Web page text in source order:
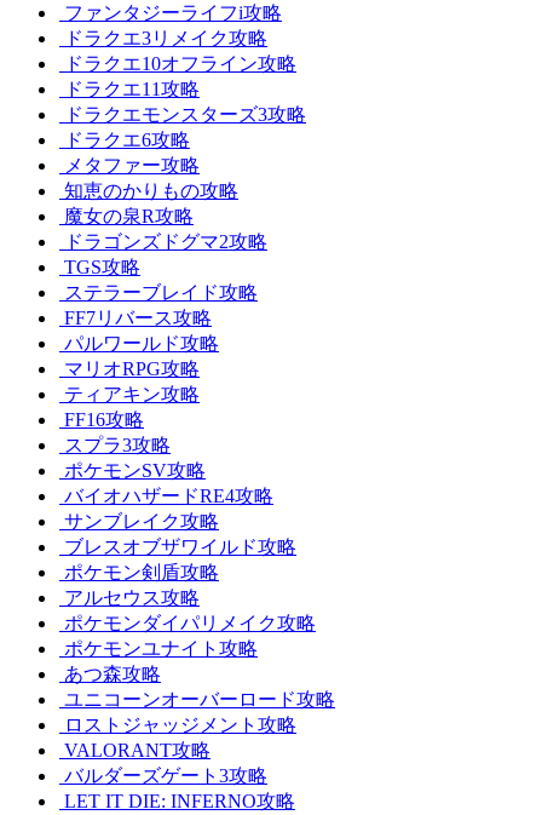
ファンタジーライフi攻略
ドラクエ3リメイク攻略
ドラクエ10オフライン攻略
ドラクエ11攻略
ドラクエモンスターズ3攻略
ドラクエ6攻略
メタファー攻略
知恵のかりもの攻略
魔女の泉R攻略
ドラゴンズドグマ2攻略
TGS攻略
ステラーブレイド攻略
FF7リバース攻略
パルワールド攻略
マリオRPG攻略
ティアキン攻略
FF16攻略
スプラ3攻略
ポケモンSV攻略
バイオハザードRE4攻略
サンブレイク攻略
ブレスオブザワイルド攻略
ポケモン剣盾攻略
アルセウス攻略
ポケモンダイパリメイク攻略
ポケモンユナイト攻略
あつ森攻略
ユニコーンオーバーロード攻略
ロストジャッジメント攻略
VALORANT攻略
バルダーズゲート3攻略
LET IT DIE: INFERNO攻略